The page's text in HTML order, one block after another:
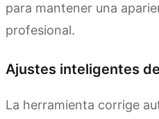
para mantener una
profesional.
Ajustes inteligentes
La herramienta corrige